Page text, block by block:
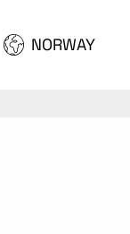
NORWAY